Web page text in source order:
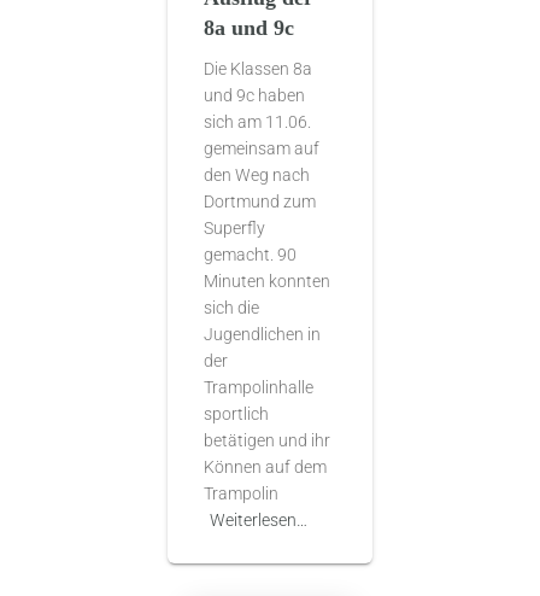
8a und 9c
Die Klassen 8a
und 9c haben
sich am 11.06.
gemeinsam auf
den Weg nach
Dortmund zum
Superfly
gemacht. 90
Minuten konnten
sich die
Jugendlichen in
der
Trampolinhalle
sportlich
betätigen und ihr
Können auf dem
Trampolin
Weiterlesen…